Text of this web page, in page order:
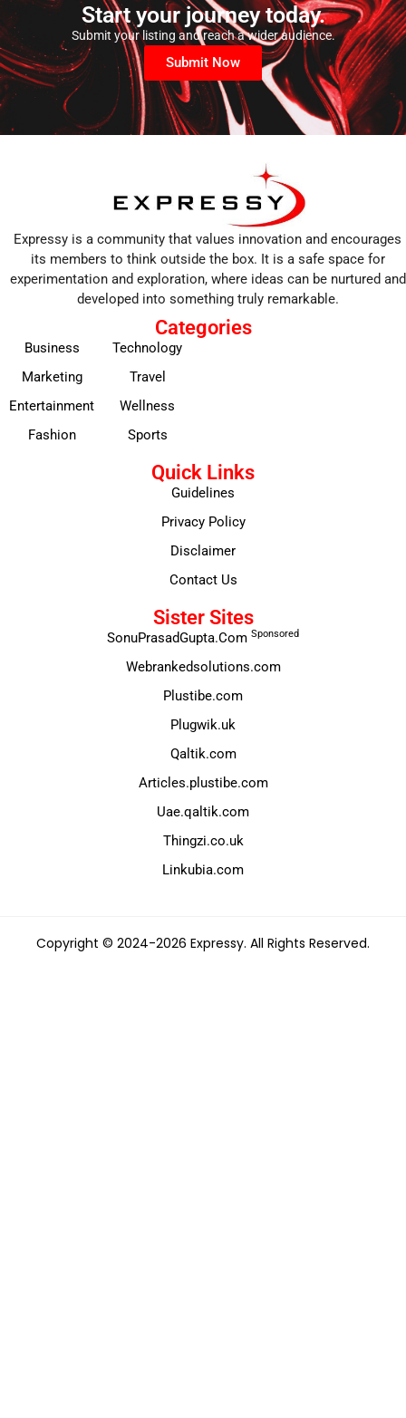
Start your journey today.
Submit your listing and reach a wider audience.
Submit Now
Expressy is a community that values innovation and encourages
its members to think outside the box. It is a safe space for
experimentation and exploration, where ideas can be nurtured and
developed into something truly remarkable.
Categories
Business
Marketing
Entertainment
Fashion
Technology
Travel
Wellness
Sports
Quick Links
Guidelines
Privacy Policy
Disclaimer
Contact Us
Sister Sites
SonuPrasadGupta.Com Sponsored
Webrankedsolutions.com
Plustibe.com
Plugwik.uk
Qaltik.com
Articles.plustibe.com
Uae.qaltik.com
Thingzi.co.uk
Linkubia.com
Copyright © 2024-2026 Expressy. All Rights Reserved.